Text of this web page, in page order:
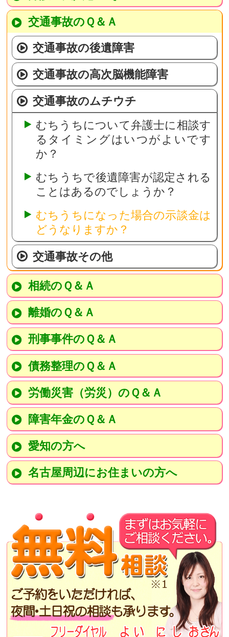
交通事故のＱ＆Ａ
交通事故の後遺障害
交通事故の高次脳機能障害
交通事故のムチウチ
むちうちについて弁護士に相談す
るタイミングはいつがよいです
か？
むちうちで後遺障害が認定される
ことはあるのでしょうか？
むちうちになった場合の示談金は
どうなりますか？
交通事故その他
相続のＱ＆Ａ
離婚のＱ＆Ａ
刑事事件のＱ＆Ａ
債務整理のＱ＆Ａ
労働災害（労災）のＱ＆Ａ
障害年金のＱ＆Ａ
愛知の方へ
名古屋周辺にお住まいの方へ